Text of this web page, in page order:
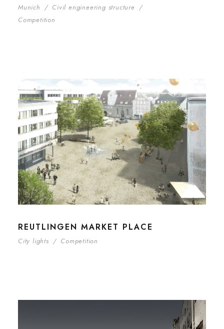
Munich / Civil engineering structure /
Competition
REUTLINGEN MARKET PLACE
City lights / Competition